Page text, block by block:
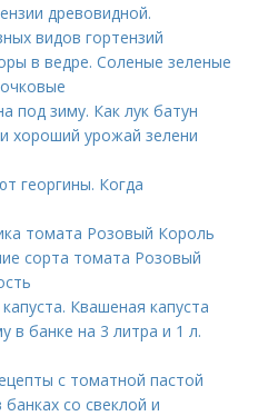
древовидной.
видов гортензий
в ведре. Соленые зеленые
под зиму. Как лук батун
хороший урожай зелени
георгины. Когда
томата Розовый Король
сорта томата Розовый
Квашеная капуста
в банке на 3 литра и 1 л.
с томатной пастой
со свеклой и